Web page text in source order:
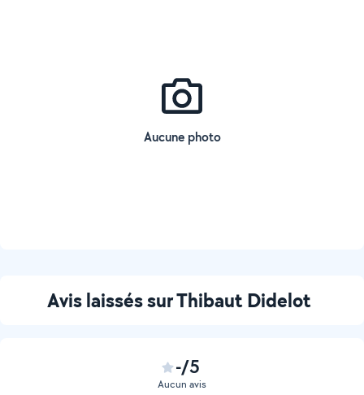
Aucune photo
Avis laissés sur Thibaut Didelot
-/5
Aucun avis